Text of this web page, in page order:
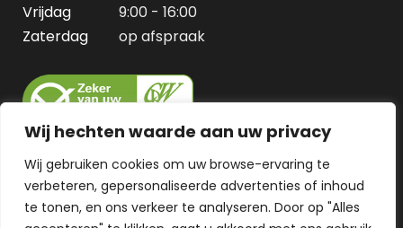
Wij hechten waarde aan uw privacy
Wij gebruiken cookies om uw browse-ervaring te
verbeteren, gepersonaliseerde advertenties of inhoud
te tonen, en ons verkeer te analyseren. Door op "Alles
Vrijdag
9:00 - 16:00
Zaterdag
op afspraak